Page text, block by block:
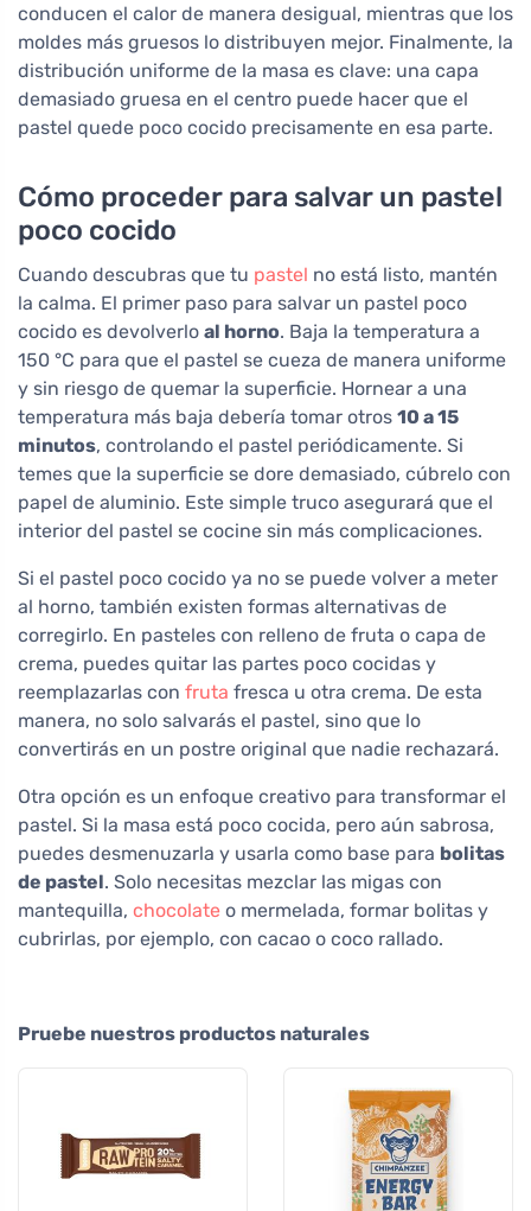
conducen el calor de manera desigual, mientras que los
moldes más gruesos lo distribuyen mejor. Finalmente, la
distribución uniforme de la masa es clave: una capa
demasiado gruesa en el centro puede hacer que el
pastel quede poco cocido precisamente en esa parte.
Cómo proceder para salvar un pastel
poco cocido
Cuando descubras que tu pastel no está listo, mantén
la calma. El primer paso para salvar un pastel poco
cocido es devolverlo al horno. Baja la temperatura a
150 °C para que el pastel se cueza de manera uniforme
y sin riesgo de quemar la superficie. Hornear a una
temperatura más baja debería tomar otros 10 a 15
minutos, controlando el pastel periódicamente. Si
temes que la superficie se dore demasiado, cúbrelo con
papel de aluminio. Este simple truco asegurará que el
interior del pastel se cocine sin más complicaciones.
Si el pastel poco cocido ya no se puede volver a meter
al horno, también existen formas alternativas de
corregirlo. En pasteles con relleno de fruta o capa de
crema, puedes quitar las partes poco cocidas y
reemplazarlas con fruta fresca u otra crema. De esta
manera, no solo salvarás el pastel, sino que lo
convertirás en un postre original que nadie rechazará.
Otra opción es un enfoque creativo para transformar el
pastel. Si la masa está poco cocida, pero aún sabrosa,
puedes desmenuzarla y usarla como base para bolitas
de pastel. Solo necesitas mezclar las migas con
mantequilla, chocolate o mermelada, formar bolitas y
cubrirlas, por ejemplo, con cacao o coco rallado.
Pruebe nuestros productos naturales